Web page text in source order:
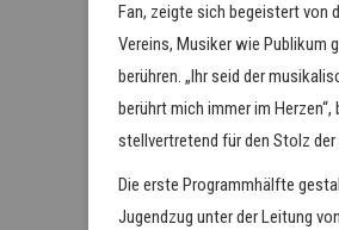
Fan, zeigte sich begeistert von
Vereins, Musiker wie Publikum
berühren. „Ihr seid der
berührt mich immer im
stellvertretend für den Stolz der
Die erste Programmhälfte
Jugendzug unter der Leitung